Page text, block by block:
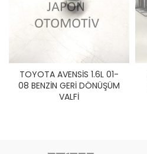
TOYOTA AVENSİS 1.6L 01-
08 BENZİN GERİ DÖNÜŞÜM
VALFİ